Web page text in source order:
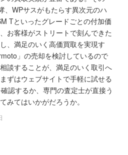
、WPサスがもたらす異次元のハ
Tといったグレードごとの付加価
お客様がストリートで刻んできた
、満足のいく高価買取を実現す
」の売却を検討しているので
談することが、満足のいく取引へ
ずはウェブサイトで手軽に試せる
認するか、専門の査定士が直接う
みてはいかがだろうか。